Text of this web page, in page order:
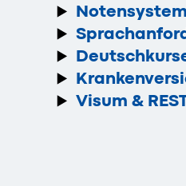
Notensystem
Visum &